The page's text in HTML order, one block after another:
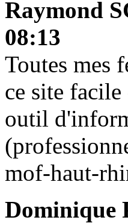
Raymond
08:13
Toutes mes
ce site
outil
mof-haut-
Dominique